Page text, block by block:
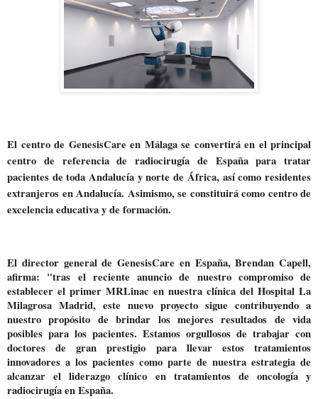
El centro de GenesisCare en Málaga se convertirá en el principal
centro de referencia de radiocirugía de España para tratar
pacientes de toda Andalucía y norte de África, así como residentes
extranjeros en Andalucía. Asimismo, se constituirá como centro de
excelencia educativa y de formación.
El director general de GenesisCare en España, Brendan Capell,
afirma: "tras el reciente anuncio de nuestro compromiso de
establecer el primer MRLinac en nuestra clínica del Hospital La
Milagrosa Madrid, este nuevo proyecto sigue contribuyendo a
nuestro propósito de brindar los mejores resultados de vida
posibles para los pacientes. Estamos orgullosos de trabajar con
doctores de gran prestigio para llevar estos tratamientos
innovadores a los pacientes como parte de nuestra estrategia de
alcanzar el liderazgo clínico en tratamientos de oncología y
radiocirugía en España.